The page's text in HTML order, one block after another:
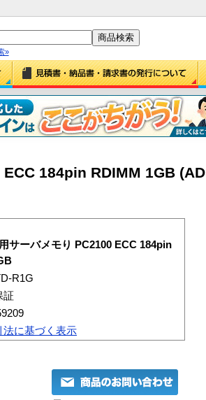
»
184pin RDIMM 1GB
サーバメモり PC2100 ECC 184pin
R1G
証
法に基づく表示